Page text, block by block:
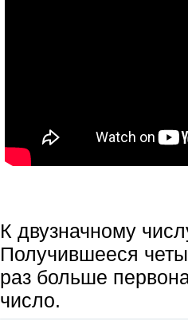
К двузначному
Получившееся
раз больше
число.